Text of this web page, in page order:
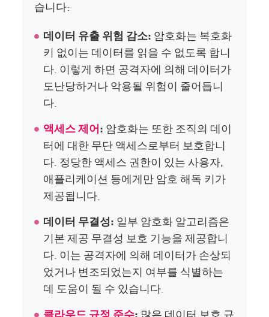
습니다:
데이터 유출 위험 감소: 암호화는 복호화
키 없이는 데이터를 읽을 수 없도록 합니
다. 이렇게 하면 공격자에 의해 데이터가
도난당하거나 악용될 위험이 줄어듭니
다.
액세스 제어: 암호화는 또한 조직의 데이
터에 대한 무단 액세스로부터 보호합니
다. 정당한 액세스 권한이 있는 사용자,
애플리케이션 등에게만 암호 해독 키가
제공됩니다.
데이터 무결성: 일부 암호화 알고리즘은
기본 제공 무결성 보호 기능을 제공합니
다. 이는 공격자에 의해 데이터가 손상되
었거나 변조되었는지 여부를 식별하는
데 도움이 될 수 있습니다.
클라우드 규정 준수: 많은 데이터 보호 규